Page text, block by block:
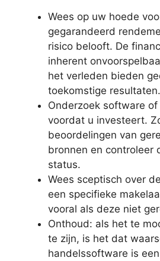
Wees op uw hoede
gegarandeerd
risico belooft. De
inherent
het verleden bieden
toekomstige resultaten.
Onderzoek software
voordat u investeert.
beoordelingen van
bronnen en controleer
status.
Wees sceptisch over
een ​​specifieke
vooral als deze niet
Onthoud: als het te
te zijn, is het dat
handelssoftware is